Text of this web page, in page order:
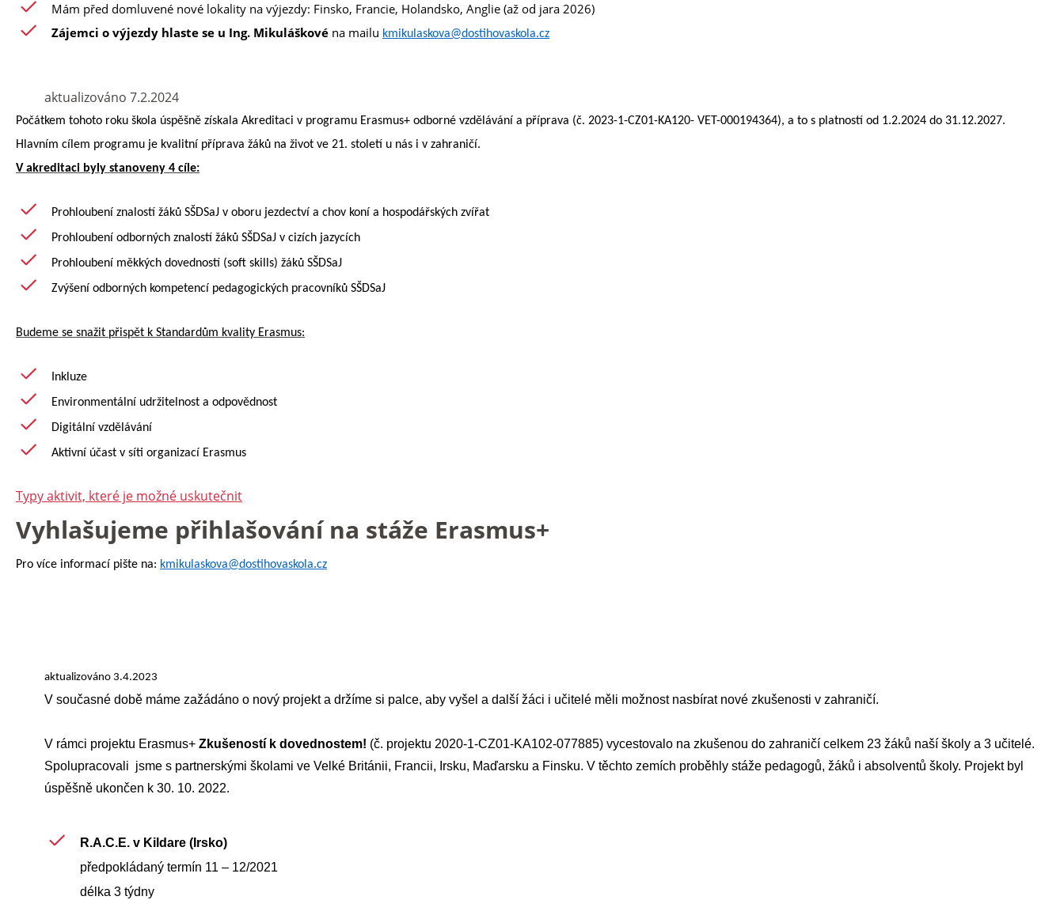
Mám před domluvené nové lokality na výjezdy: Finsko, Francie, Holandsko, Anglie (až od jara 2026)
Zájemci o výjezdy hlaste se u Ing. Mikuláškové na mailu kmikulaskova@dostihovaskola.cz
aktualizováno 7.2.2024
Počátkem tohoto roku škola úspěšně získala Akreditaci v programu Erasmus+ odborné vzdělávání a příprava (č. 2023-1-CZ01-KA120- VET-000194364), a to s platností od 1.2.2024 do 31.12.2027.
Hlavním cílem programu je kvalitní příprava žáků na život ve 21. století u nás i v zahraničí.
V akreditaci byly stanoveny 4 cíle:
Prohloubení znalostí žáků SŠDSaJ v oboru jezdectví a chov koní a hospodářských zvířat
Prohloubení odborných znalostí žáků SŠDSaJ v cizích jazycích
Prohloubení měkkých dovedností (soft skills) žáků SŠDSaJ
Zvýšení odborných kompetencí pedagogických pracovníků SŠDSaJ
Budeme se snažit přispět k Standardům kvality Erasmus:
Inkluze
Environmentální udržitelnost a odpovědnost
Digitální vzdělávání
Aktivní účast v síti organizací Erasmus
Typy aktivit, které je možné uskutečnit
Vyhlašujeme přihlašování na stáže Erasmus+
Pro více informací pište na: kmikulaskova@dostihovaskola.cz
aktualizováno 3.4.2023
V současné době máme zažádáno o nový projekt a držíme si palce, aby vyšel a další žáci i učitelé měli možnost nasbírat nové zkušenosti v zahraničí.
V rámci projektu Erasmus+ Zkušeností k dovednostem! (č. projektu 2020-1-CZ01-KA102-077885) vycestovalo na zkušenou do zahraničí celkem 23 žáků naší školy a 3 učitelé.
Spolupracovali jsme s partnerskými školami ve Velké Británii, Francii, Irsku, Maďarsku a Finsku. V těchto zemích proběhly stáže pedagogů, žáků i absolventů školy. Projekt byl
úspěšně ukončen k 30. 10. 2022.
R.A.C.E. v Kildare (Irsko)
předpokládaný termín 11 – 12/2021
délka 3 týdny